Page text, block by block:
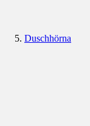
Duschhörna